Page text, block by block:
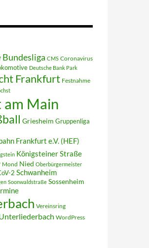
Bundesliga CMS Coronavirus
Deutsche Bank Park
Frankfurt Festnahme
Main
Griesheim Gruppenliga
Frankfurt e.V. (HEF)
Königsteiner Straße
Mond Nied Oberbürgermeister
2 Schwanheim
Soonwaldstraße Sossenheim
Vereinsring
WordPress